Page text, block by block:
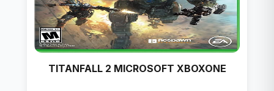
TITANFALL 2 MICROSOFT XBOXONE